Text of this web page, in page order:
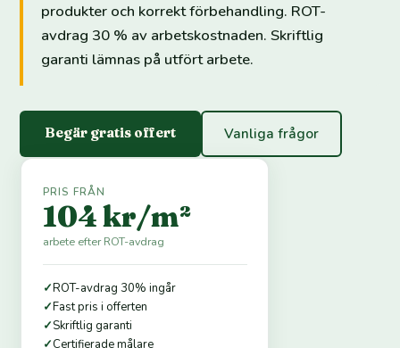
produkter och korrekt förbehandling. ROT-
avdrag 30 % av arbetskostnaden. Skriftlig
garanti lämnas på utfört arbete.
Begär gratis offert Vanliga frågor
PRIS FRÅN
104 kr/m²
arbete efter ROT-avdrag
✓ROT-avdrag 30% ingår
✓Fast pris i offerten
✓Skriftlig garanti
✓Certifierade målare